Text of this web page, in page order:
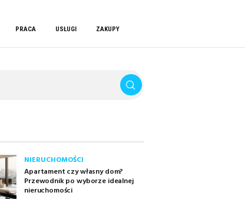
PRACA USŁUGI ZAKUPY
NIERUCHOMOŚCI
Apartament czy własny dom?
Przewodnik po wyborze idealnej
nieruchomości